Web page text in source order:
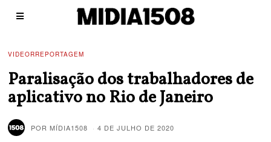
VIDEORREPORTAGEM
Paralisação dos trabalhadores de
aplicativo no Rio de Janeiro
PORMÍDIA1508 4 DE JULHO DE 2020